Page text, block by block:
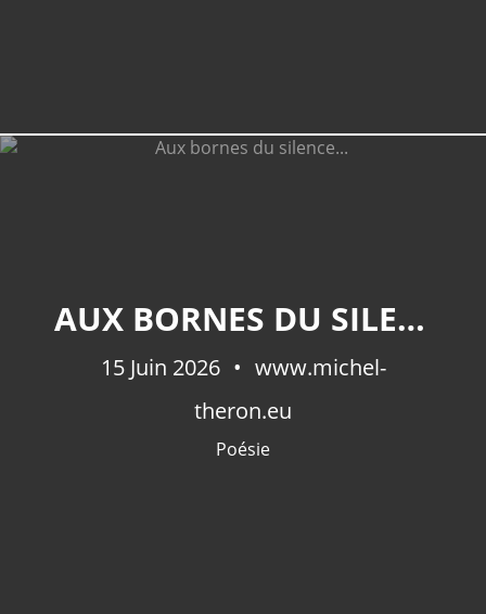
AUX BORNES DU SILENCE...
15 Juin 2026
www.michel-
theron.eu
Poésie
Extraits De Mes Ouvrages (536)
Fictions
(69)
Photographies Et Poèmes
Littérature(32)